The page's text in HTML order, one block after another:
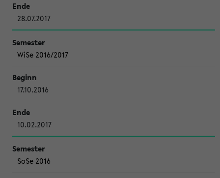
28.07.2017
WiSe 2016/2017
17.10.2016
10.02.2017
SoSe 2016